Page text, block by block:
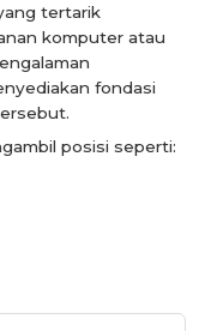
tertarik
komputer atau
fondasi
posisi seperti: